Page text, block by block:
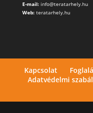
E-mail: info@teratarhely.hu
Web: teratarhely.hu
Kapcsolat
Adatvédelmi